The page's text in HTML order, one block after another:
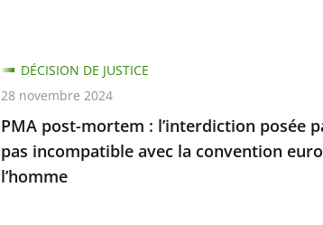
PMA post-mortem : l’interdiction posée
pas incompatible avec la convention
l’homme
DÉCISION DE JUSTICE
28 novembre 2024